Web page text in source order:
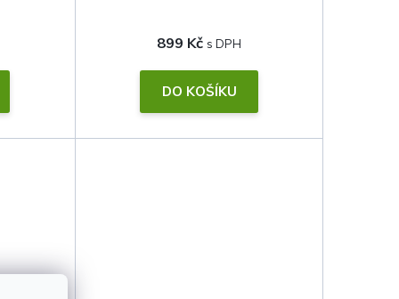
899 Kč
DO KOŠÍKU